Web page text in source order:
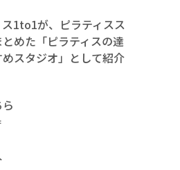
1to1が、ピラティスス
めた「ピラティスの達
スタジオ」として紹介